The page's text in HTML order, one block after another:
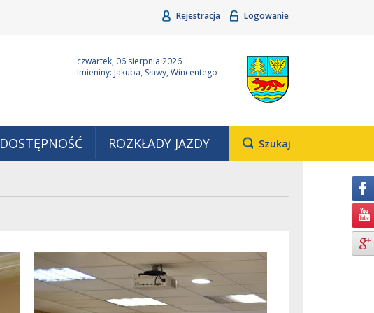
Rejestracja Logowanie
czwartek, 06 sierpnia 2026
Imieniny: Jakuba, Sławy, Wincentego
DOSTĘPNOŚĆ ROZKŁADY JAZDY Szukaj